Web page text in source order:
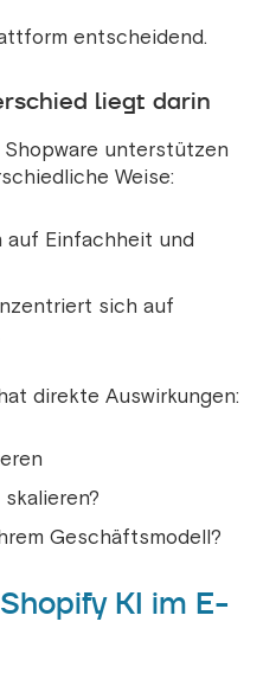
entscheidend.
liegt darin
unterstützen
Weise:
auf Einfachheit und
sich auf
direkte Auswirkungen:
Geschäftsmodell?
KI im E-